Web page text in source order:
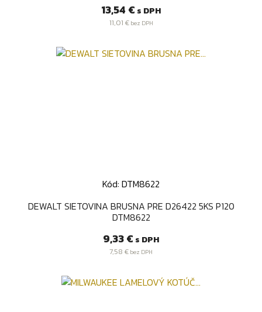
Cena
13,54 € s DPH
11,01 €bez DPH
Kód: DTM8622
DEWALT SIETOVINA BRUSNA PRE D26422 5KS P120
DTM8622
Cena
9,33 € s DPH
7,58 € bez DPH